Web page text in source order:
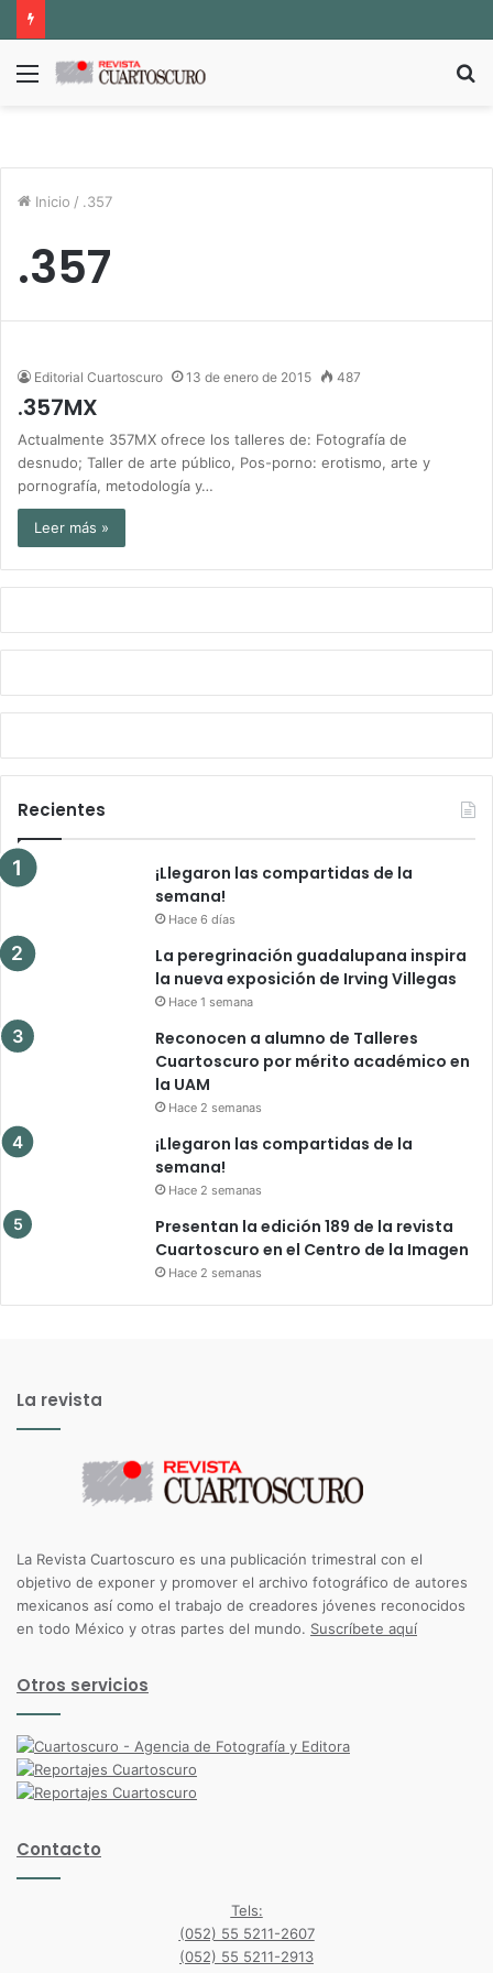
Menú
Inicio / .357
.357
Editorial Cuartoscuro 13 de enero de 2015 487
.357MX
Actualmente 357MX ofrece los talleres de: Fotografía de
desnudo; Taller de arte público, Pos-porno: erotismo, arte y
pornografía, metodología y…
Leer más »
Recientes
¡Llegaron las compartidas de la
semana!
Hace 6 días
La peregrinación guadalupana inspira
la nueva exposición de Irving Villegas
Hace 1 semana
Reconocen a alumno de Talleres
Cuartoscuro por mérito académico en
la UAM
Hace 2 semanas
¡Llegaron las compartidas de la
semana!
Hace 2 semanas
Presentan la edición 189 de la revista
Cuartoscuro en el Centro de la Imagen
Hace 2 semanas
La revista
La Revista Cuartoscuro es una publicación trimestral con el
objetivo de exponer y promover el archivo fotográfico de autores
mexicanos así como el trabajo de creadores jóvenes reconocidos
en todo México y otras partes del mundo. Suscríbete aquí
Otros servicios
Contacto
Tels:
(052) 55 5211-2607
(052) 55 5211-2913